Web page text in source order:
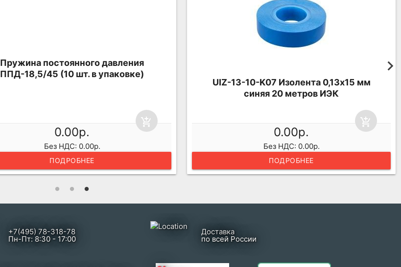
Пружина постоянного давления
ППД-18,5/45 (10 шт. в упаковке)
add_shopping_cart
0.00р.
Без НДС: 0.00р.
ПОДРОБНЕЕ
UIZ-13-10-K07 Изолента 0,13х15 мм
синяя 20 метров ИЭК
add_shopping_cart
0.00р.
Без НДС: 0.00р.
ПОДРОБНЕЕ
+7(495) 78-318-78
Пн-Пт: 8:30 - 17:00
Доставка
по всей России